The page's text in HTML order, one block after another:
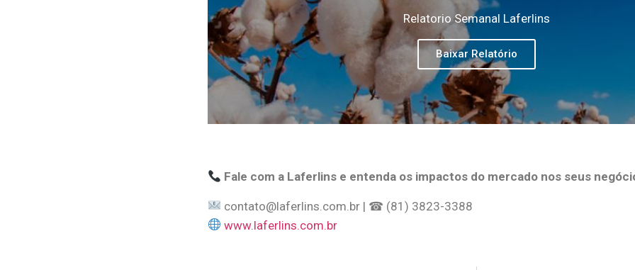
Relatorio Semanal Laferlins
Baixar Relatório
Fale com a Laferlins e entenda os impactos do mercado nos seus
contato@laferlins.com.br | ☎ (81) 3823-3388
www.laferlins.com.br